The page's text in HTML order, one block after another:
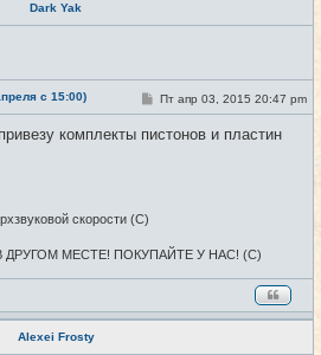
Dark Yak
с 15:00) #25
С
о
б
Пт апр 03, 2015 20:47 pm
комплекты пистонов и пластин
скорости (С)
МЕСТЕ! ПОКУПАЙТЕ У НАС! (С)
Alexei Frosty